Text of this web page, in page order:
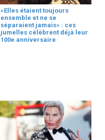
«Elles étaient toujours
ensemble et ne se
séparaient jamais» : ces
jumelles célèbrent déjà leur
100e anniversaire